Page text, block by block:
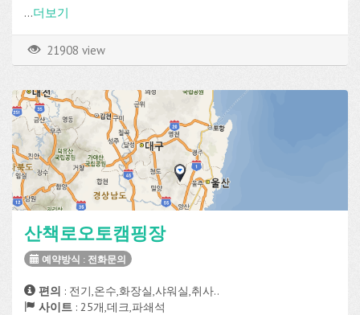
...더보기
21908 view
산책로오토캠핑장
예약방식 : 전화문의
편의 : 전기,온수,화장실,샤워실,취사..
사이트 : 25개,데크,파쇄석